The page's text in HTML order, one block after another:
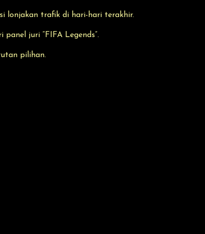
lonjakan trafik di hari-hari terakhir.
juri “FIFA Legends”.
pilihan.